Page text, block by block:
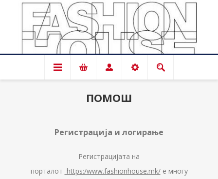
ПОМОШ
Регистрација и логирање
Регистрацијата на
порталот https:/www.fashionhouse.mk/е многу